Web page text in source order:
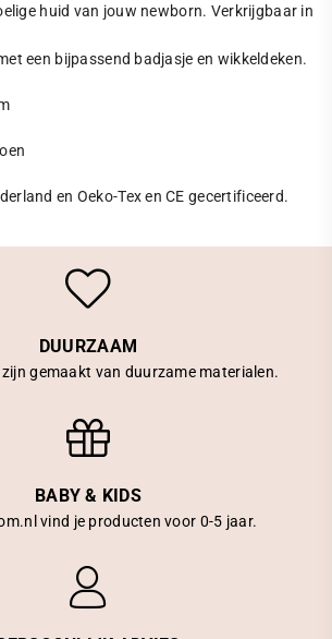
huid van jouw newborn. Verkrijgbaar in
een bijpassend badjasje en wikkeldeken.
en Oeko-Tex en CE gecertificeerd.
DUURZAAM
gemaakt van duurzame materialen.
BABY & KIDS
vind je producten voor 0-5 jaar.